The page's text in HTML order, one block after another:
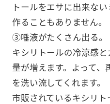
トールをエサに出来な
作ることもありません。
③唾液がたくさん出る。
キシリトールの冷涼感
量が増えます。よって
を洗い流してくれます。
市販されているキシリ